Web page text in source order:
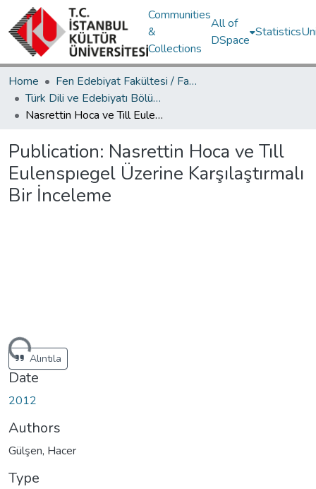
Communities
&
Collections
All of
DSpace
Statistics
Home
Fen Edebiyat Fakültesi / Faculty of Letters and Sciences
Türk Dili ve Edebiyatı Bölümü / Department of Turkish Language and Literature
Nasrettin Hoca ve Tıll Eulenspıegel Üzerine Karşılaştırmalı Bir İnceleme
Publication: Nasrettin Hoca ve Tıll
Eulenspıegel Üzerine Karşılaştırmalı
Bir İnceleme
Alıntıla
Date
2012
Authors
Gülşen, Hacer
Type